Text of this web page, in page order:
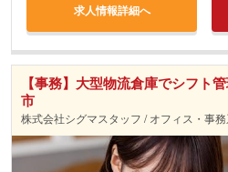
求人情報詳細へ
【事務】大型物流倉庫でシフト
市
株式会社シグマスタッフ / オフィス・事